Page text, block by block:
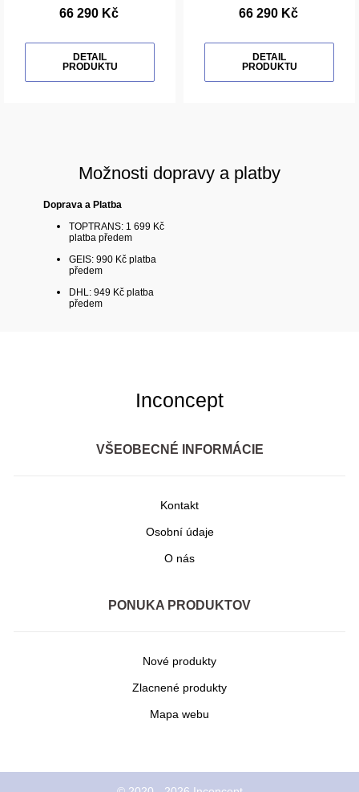
66 290 Kč
DETAIL
PRODUKTU
66 290 Kč
DETAIL
PRODUKTU
Možnosti dopravy a platby
Doprava a Platba
TOPTRANS: 1 699 Kč
platba předem
GEIS: 990 Kč platba
předem
DHL: 949 Kč platba
předem
Inconcept
VŠEOBECNÉ INFORMÁCIE
Kontakt
Osobní údaje
O nás
PONUKA PRODUKTOV
Nové produkty
Zlacnené produkty
Mapa webu